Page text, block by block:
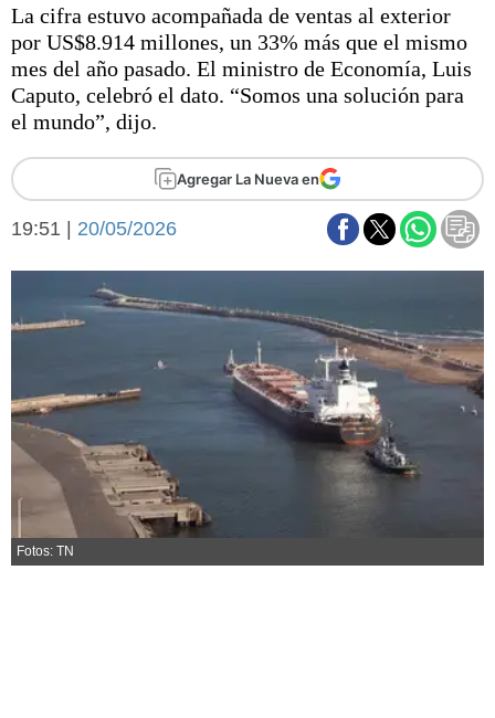
Deportes
Escenario Olímpico
Liga del Sur
Básquetbol
Fútbol
Aplausos
Cines
Economía y campo
Economía y finanzas
Sociedad y tiempo
libre
Sociedad
Tecnología
Turismo
Salud
Es viral
El tiempo
Fúnebres
Clasificados
Horóscopo
La cifra estuvo acompañada de ventas al exterior
por US$8.914 millones, un 33% más que el mismo
mes del año pasado. El ministro de Economía, Luis
Caputo, celebró el dato. “Somos una solución para
el mundo”, dijo.
Agregar La Nueva en
19:51 | 20/05/2026
Fotos: TN